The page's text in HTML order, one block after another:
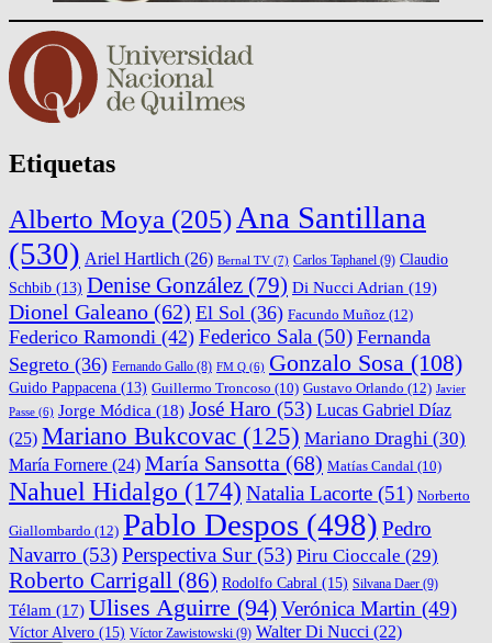
Etiquetas
Alberto Moya (205)Ana Santillana
(530) Ariel Hartlich (26) Bernal TV (7) Carlos Taphanel (9) Claudio
Schbib (13) Denise González (79) Di Nucci Adrian (19)
Dionel Galeano (62) El Sol (36) Facundo Muñoz (12)
Federico Ramondi (42) Federico Sala (50) Fernanda
Segreto (36) Fernando Gallo (8) FM Q (6) Gonzalo Sosa (108)
Guido Pappacena (13) Guillermo Troncoso (10) Gustavo Orlando (12) Javier
Passe (6) Jorge Módica (18) José Haro (53) Lucas Gabriel Díaz
(25) Mariano Bukcovac (125) Mariano Draghi (30)
María Fornere (24) María Sansotta (68) Matías Candal (10)
Nahuel Hidalgo (174) Natalia Lacorte (51) Norberto
Giallombardo (12) Pablo Despos (498) Pedro
Navarro (53)Perspectiva Sur(53) Piru Cioccale (29)
Roberto Carrigall (86) Rodolfo Cabral (15) Silvana Daer (9)
Télam (17) Ulises Aguirre (94)Verónica Martin (49)
Víctor Alvero (15) Víctor Zawistowski (9) Walter Di Nucci (22)